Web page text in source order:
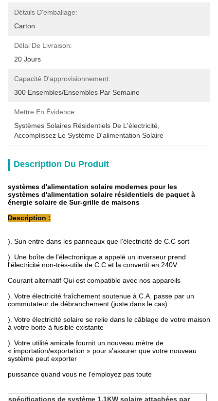
Détails D'emballage:
Carton
Délai De Livraison:
20 Jours
Capacité D'approvisionnement:
300 Ensembles/ensembles Par Semaine
Mettre En Évidence:
Systèmes Solaires Résidentiels De L'électricité
Accomplissez Le Système D'alimentation Solaire
Description Du Produit
systèmes d'alimentation solaire modernes pour les
systèmes d'alimentation solaire résidentiels de paquet à
énergie solaire de Sur-grille de maisons
Description :
). Sun entre dans les panneaux que l'électricité de C.C sort
). Une boîte de l'électronique a appelé un inverseur prend
l'électricité non-très-utile de C.C et la convertit en 240V
Courant alternatif Qui est compatible avec nos appareils
). Votre électricité fraîchement soutenue à C.A. passe par un
commutateur de débranchement (juste dans le cas)
). Votre électricité solaire se relie dans le câblage de votre maison
à votre boite à fusible existante
). Votre utilité amicale fournit un nouveau mètre de
« importation/exportation » pour s'assurer que votre nouveau
système peut exporter
puissance quand vous ne l'employez pas toute
spécifications de système 1.1KW solaire attachées par